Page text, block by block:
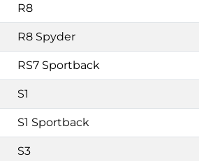
R8
R8 Spyder
RS7 Sportback
S1
S1 Sportback
S3